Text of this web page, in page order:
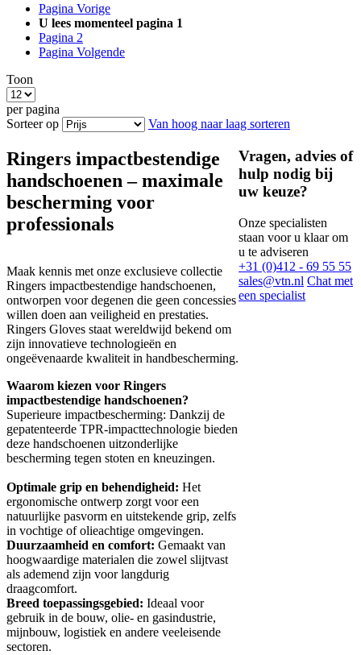
Pagina Vorige
U lees momenteel pagina 1
Pagina 2
Pagina Volgende
Toon
per pagina
Sorteer op
Van hoog naar laag sorteren
Ringers impactbestendige
handschoenen – maximale
bescherming voor
professionals
Maak kennis met onze exclusieve collectie
Ringers impactbestendige handschoenen,
ontworpen voor degenen die geen concessies
willen doen aan veiligheid en prestaties.
Ringers Gloves staat wereldwijd bekend om
zijn innovatieve technologieën en
ongeëvenaarde kwaliteit in handbescherming.
Waarom kiezen voor Ringers
impactbestendige handschoenen?
Superieure impactbescherming: Dankzij de
gepatenteerde TPR-impacttechnologie bieden
deze handschoenen uitzonderlijke
bescherming tegen stoten en kneuzingen.
Optimale grip en behendigheid: Het
ergonomische ontwerp zorgt voor een
natuurlijke pasvorm en uitstekende grip, zelfs
in vochtige of olieachtige omgevingen.
Duurzaamheid en comfort: Gemaakt van
hoogwaardige materialen die zowel slijtvast
als ademend zijn voor langdurig
draagcomfort.
Breed toepassingsgebied: Ideaal voor
gebruik in de bouw, olie- en gasindustrie,
mijnbouw, logistiek en andere veeleisende
sectoren.
Vragen, advies of
hulp nodig bij
uw keuze?
Onze specialisten
staan voor u klaar om
u te adviseren
+31 (0)412 - 69 55 55
sales@vtn.nl Chat met
een specialist